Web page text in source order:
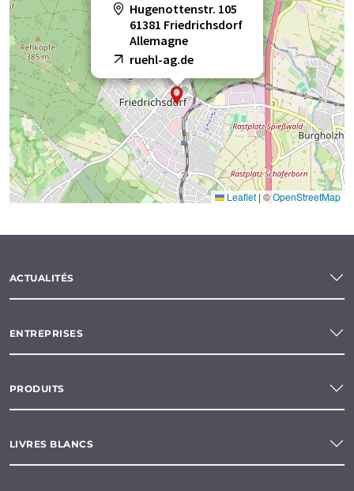
Hugenottenstr. 105
61381 Friedrichsdorf
Allemagne
ruehl-ag.de
Leaflet | ©OpenStreetMap
ACTUALITÉS
ENTREPRISES
PRODUITS
LIVRES BLANCS